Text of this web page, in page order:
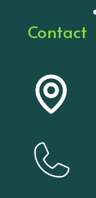
Contact